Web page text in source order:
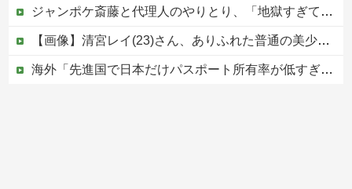
ジャンポケ斎藤と代理人のやりとり、「地獄すぎて完全にコントになってる……」と衝撃を受ける人が続出中
【画像】清宮レイ(23)さん、ありふれた普通の美少女になる
海外「先進国で日本だけパスポート所有率が低すぎる、何故なのか」